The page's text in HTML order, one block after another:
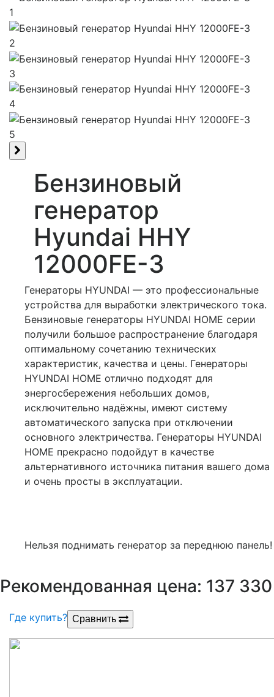
1
2
3
4
5
Бензиновый
генератор
Hyundai HHY
12000FE-3
Генераторы HYUNDAI — это профессиональные
устройства для выработки электрического тока.
Бензиновые генераторы HYUNDAI HOME серии
получили большое распространение благодаря
оптимальному сочетанию технических
характеристик, качества и цены. Генераторы
HYUNDAI HOME отлично подходят для
энергосбережения небольших домов,
исключительно надёжны, имеют систему
автоматического запуска при отключении
основного электричества. Генераторы HYUNDAI
HOME прекрасно подойдут в качестве
альтернативного источника питания вашего дома
и очень просты в эксплуатации.
Нельзя поднимать генератор за переднюю панель!
Рекомендованная цена: 137 330
Где купить? Сравнить